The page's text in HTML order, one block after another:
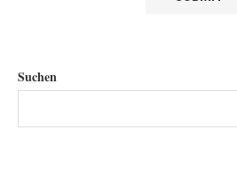
Suchen